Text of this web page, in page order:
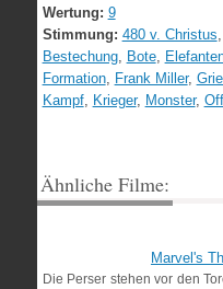
Wertung: 9
Stimmung: 480 v. Christus
Bestechung, Bote,
Formation, Frank Miller,
Kampf, Krieger, Monster,
Ähnliche Filme:
Marvel's
Die Perser stehen vor den